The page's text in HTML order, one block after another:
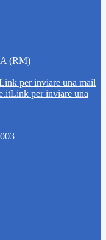
(RM)
per inviare una mail
Link per inviare una